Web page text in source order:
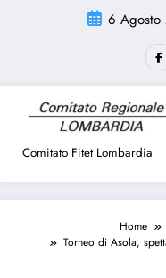
6 Agosto
Comitato Fitet Lombardia
Home
Torneo di Asola,